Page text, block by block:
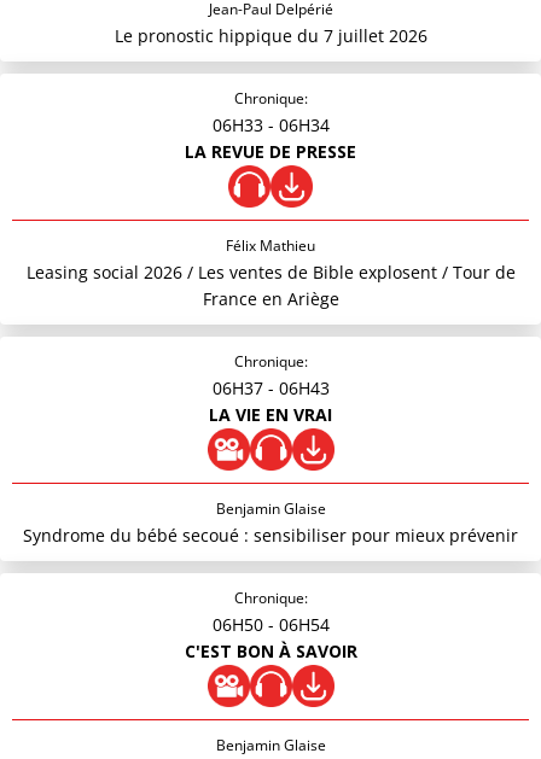
Jean-Paul Delpérié
Le pronostic hippique du 7 juillet 2026
Chronique:
06H33 - 06H34
LA REVUE DE PRESSE
Félix Mathieu
Leasing social 2026 / Les ventes de Bible explosent / Tour de
France en Ariège
Chronique:
06H37 - 06H43
LA VIE EN VRAI
Benjamin Glaise
Syndrome du bébé secoué : sensibiliser pour mieux prévenir
Chronique:
06H50 - 06H54
C'EST BON À SAVOIR
Benjamin Glaise